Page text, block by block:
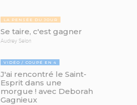
LA PENSÉE DU JOUR
Se taire, c'est gagner
Audrey Selon
VIDÉO COUPÉ EN 4
J'ai rencontré le Saint-
Esprit dans une
morgue ! avec Deborah
Gagnieux